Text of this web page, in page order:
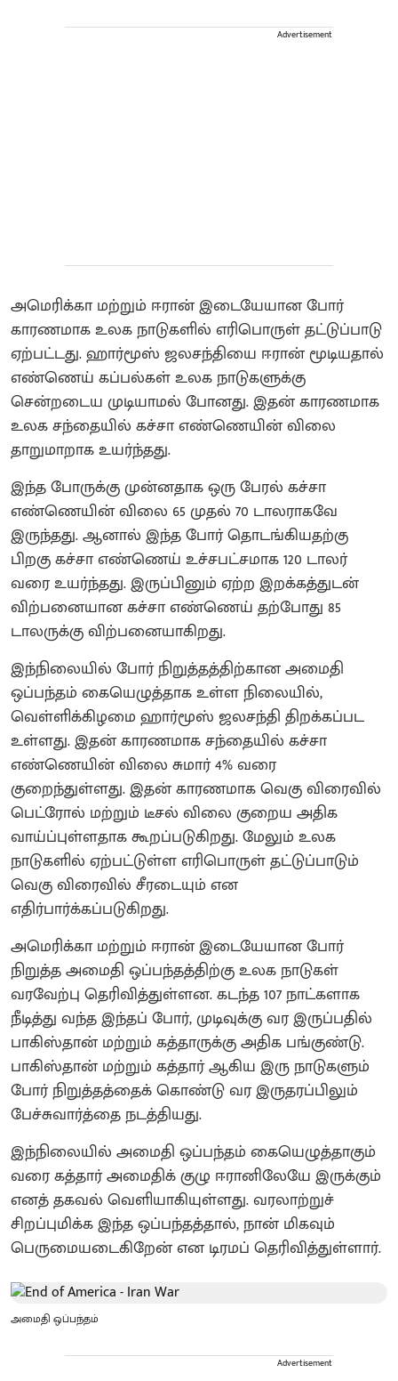
Advertisement
அமெரிக்கா மற்றும் ஈரான் இடையேயான போர்
காரணமாக உலக நாடுகளில் எரிபொருள் தட்டுப்பாடு
ஏற்பட்டது. ஹார்மூஸ் ஜலசந்தியை ஈரான் மூடியதால்
எண்ணெய் கப்பல்கள் உலக நாடுகளுக்கு
சென்றடைய முடியாமல் போனது. இதன் காரணமாக
உலக சந்தையில் கச்சா எண்ணெயின் விலை
தாறுமாறாக உயர்ந்தது.
இந்த போருக்கு முன்னதாக ஒரு பேரல் கச்சா
எண்ணெயின் விலை 65 முதல் 70 டாலராகவே
இருந்தது. ஆனால் இந்த போர் தொடங்கியதற்கு
பிறகு கச்சா எண்ணெய் உச்சபட்சமாக 120 டாலர்
வரை உயர்ந்தது. இருப்பினும் ஏற்ற இறக்கத்துடன்
விற்பனையான கச்சா எண்ணெய் தற்போது 85
டாலருக்கு விற்பனையாகிறது.
இந்நிலையில் போர் நிறுத்தத்திற்கான அமைதி
ஒப்பந்தம் கையெழுத்தாக உள்ள நிலையில்,
வெள்ளிக்கிழமை ஹார்மூஸ் ஜலசந்தி திறக்கப்பட
உள்ளது. இதன் காரணமாக சந்தையில் கச்சா
எண்ணெயின் விலை சுமார் 4% வரை
குறைந்துள்ளது. இதன் காரணமாக வெகு விரைவில்
பெட்ரோல் மற்றும் டீசல் விலை குறைய அதிக
வாய்ப்புள்ளதாக கூறப்படுகிறது. மேலும் உலக
நாடுகளில் ஏற்பட்டுள்ள எரிபொருள் தட்டுப்பாடும்
வெகு விரைவில் சீரடையும் என
எதிர்பார்க்கப்படுகிறது.
அமெரிக்கா மற்றும் ஈரான் இடையேயான போர்
நிறுத்த அமைதி ஒப்பந்தத்திற்கு உலக நாடுகள்
வரவேற்பு தெரிவித்துள்ளன. கடந்த 107 நாட்களாக
நீடித்து வந்த இந்தப் போர், முடிவுக்கு வர இருப்பதில்
பாகிஸ்தான் மற்றும் கத்தாருக்கு அதிக பங்குண்டு.
பாகிஸ்தான் மற்றும் கத்தார் ஆகிய இரு நாடுகளும்
போர் நிறுத்தத்தைக் கொண்டு வர இருதரப்பிலும்
பேச்சுவார்த்தை நடத்தியது.
இந்நிலையில் அமைதி ஒப்பந்தம் கையெழுத்தாகும்
வரை கத்தார் அமைதிக் குழு ஈரானிலேயே இருக்கும்
எனத் தகவல் வெளியாகியுள்ளது. வரலாற்றுச்
சிறப்புமிக்க இந்த ஒப்பந்தத்தால், நான் மிகவும்
பெருமையடைகிறேன் என டிரமப் தெரிவித்துள்ளார்.
அமைதி ஒப்பந்தம்
Advertisement